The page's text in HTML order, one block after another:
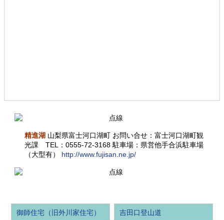
精進湖 山梨県富士河口湖町 お問い合せ：富士河口湖町観
光課 TEL：0555-72-3168 駐車場：県営他手合浜駐車場
（大型有） http://www.fujisan.ne.jp/
御師住宅（旧外川家住宅） 吉田口登山道